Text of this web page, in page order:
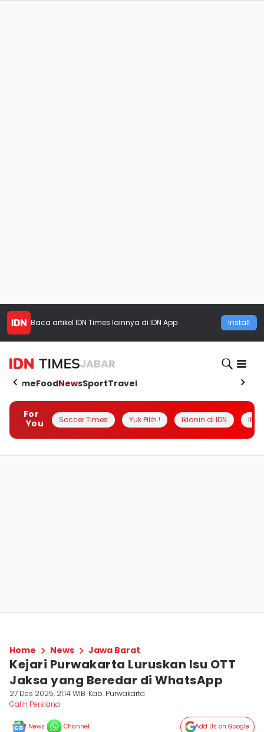
Baca artikel IDN Times lainnya di IDN App Install
JABAR
HomeFoodNewsSportTravel
For
You
Soccer Times Yuk Pilih ! Iklanin di IDN
Home News Jawa Barat
Kejari Purwakarta Luruskan Isu OTT
Jaksa yang Beredar di WhatsApp
27 Des 2025, 21:14 WIB Kab. Purwakarta
Galih Persiana
News Channel Add Us on Google